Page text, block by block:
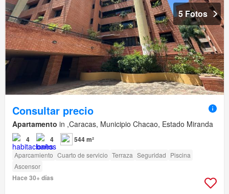
5 Fotos
Consultar precio
Apartamento in ,Caracas, Municipio Chacao, Estado Miranda
4 4 544 m²
Aparcamiento Cuarto de servicio Terraza Seguridad Piscina
Ascensor
Hace 30+ días